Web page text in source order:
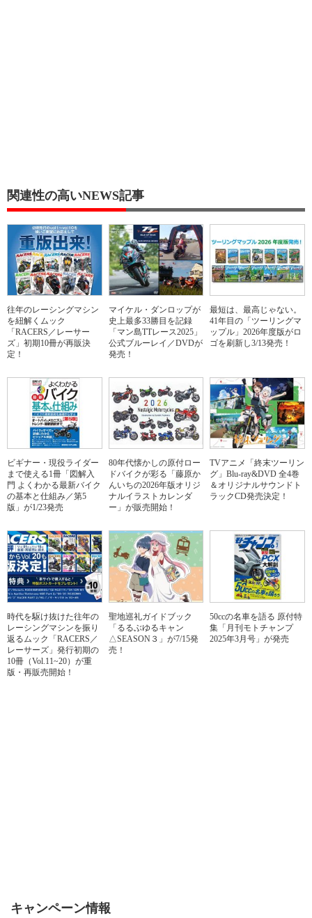
関連性の高いNEWS記事
往年のレーシングマシン
を紐解くムック
「RACERS／レーサー
ズ」初期10冊が再販決
定！
マイケル・ダンロップが
史上最多33勝目を記録
「マン島TTレース2025」
公式ブルーレイ／DVDが
発売！
最短は、最高じゃない。
41年目の「ツーリングマ
ップル」2026年度版がロ
ゴを刷新し3/13発売！
ビギナー・現役ライダー
まで使える1冊「図解入
門 よくわかる最新バイク
の基本と仕組み／第5
版」が1/23発売
80年代懐かしの原付ロー
ドバイクが彩る「藤原か
んいちの2026年版オリジ
ナルイラストカレンダ
ー」が販売開始！
TVアニメ「終末ツーリン
グ」Blu-ray&DVD 全4巻
＆オリジナルサウンドト
ラックCD発売決定！
時代を駆け抜けた往年の
レーシングマシンを振り
返るムック「RACERS／
レーサーズ」発行初期の
10冊（Vol.11~20）が重
版・再販売開始！
聖地巡礼ガイドブック
「るるぶゆるキャン
△SEASON３」が7/15発
売！
50ccの名車を語る 原付特
集「月刊モトチャンプ
2025年3月号」が発売
キャンペーン情報